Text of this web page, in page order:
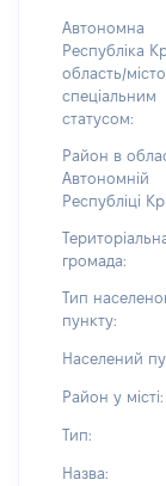
Автономна
Республіка
область/місто
спеціальним
статусом:
Район в
Автономній
Республіці
громада:
Тип
пункту:
Населений
Район у місті:
Тип:
Назва: